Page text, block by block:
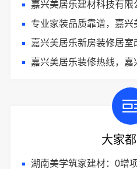
嘉兴美居乐建材科技有限公司
专业家装品质靠谱，嘉兴
嘉兴美居乐新房装修居室
嘉兴美居乐装修热线，嘉兴
大家
湖南美学筑家建材：0增